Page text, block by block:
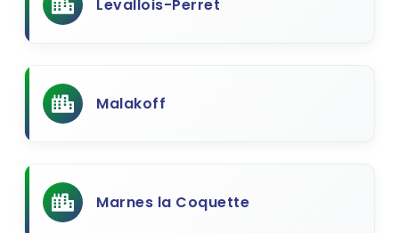
Levallois-Perret
Malakoff
Marnes la Coquette